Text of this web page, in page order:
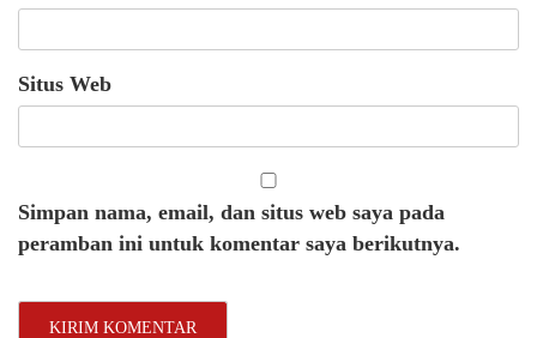
Situs Web
Simpan nama, email, dan situs web saya pada
peramban ini untuk komentar saya berikutnya.